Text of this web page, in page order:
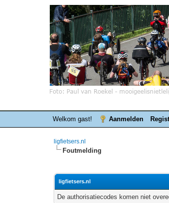
Welkom gast! Aanmelden
ligfietsers.nl
Foutmelding
ligfietsers.nl
De authorisatiecodes komen niet